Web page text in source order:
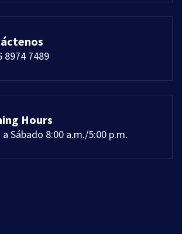
8974 7489
Hours
a Sábado 8:00 a.m./5:00 p.m.